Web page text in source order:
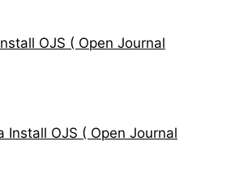
OJS ( Open Journal
Install OJS ( Open Journal